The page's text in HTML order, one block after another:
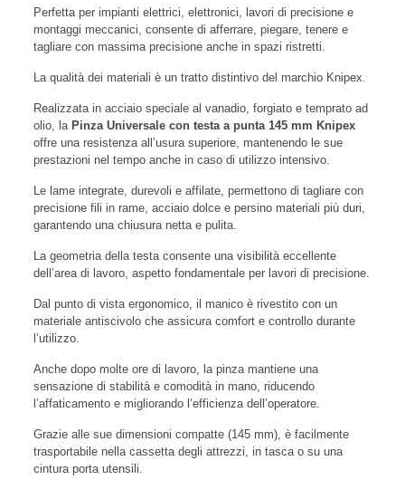
Perfetta per impianti elettrici, elettronici, lavori di precisione e
montaggi meccanici, consente di afferrare, piegare, tenere e
tagliare con massima precisione anche in spazi ristretti.
La qualità dei materiali è un tratto distintivo del marchio Knipex.
Realizzata in acciaio speciale al vanadio, forgiato e temprato ad
olio, la Pinza Universale con testa a punta 145 mm Knipex
offre una resistenza all’usura superiore, mantenendo le sue
prestazioni nel tempo anche in caso di utilizzo intensivo.
Le lame integrate, durevoli e affilate, permettono di tagliare con
precisione fili in rame, acciaio dolce e persino materiali più duri,
garantendo una chiusura netta e pulita.
La geometria della testa consente una visibilità eccellente
dell’area di lavoro, aspetto fondamentale per lavori di precisione.
Dal punto di vista ergonomico, il manico è rivestito con un
materiale antiscivolo che assicura comfort e controllo durante
l’utilizzo.
Anche dopo molte ore di lavoro, la pinza mantiene una
sensazione di stabilità e comodità in mano, riducendo
l’affaticamento e migliorando l’efficienza dell’operatore.
Grazie alle sue dimensioni compatte (145 mm), è facilmente
trasportabile nella cassetta degli attrezzi, in tasca o su una
cintura porta utensili.